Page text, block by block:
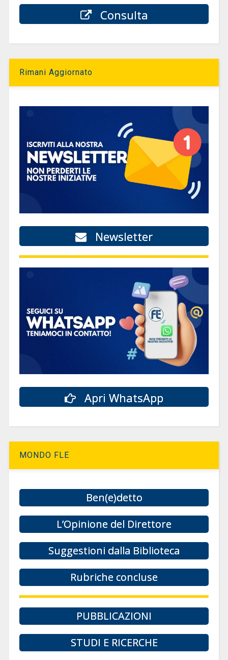
Consulta
Rimani Aggiornato
Newsletter
Apri WhatsApp
MONDO FLE
Ben(e)detto
L’Opinione del Direttore
Suggestioni dalla Biblioteca
Rubriche concluse
PUBBLICAZIONI
STUDI E RICERCHE